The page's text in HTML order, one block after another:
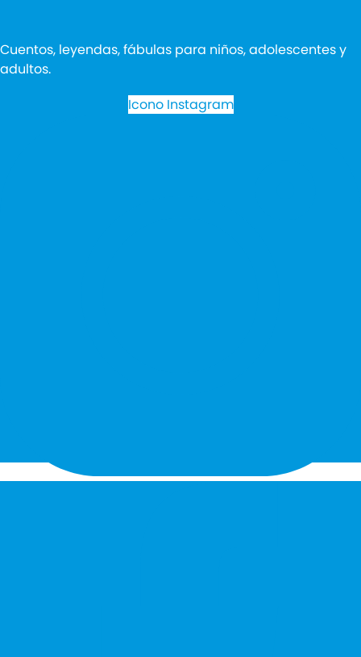
Cuentos, leyendas, fábulas para niños, adolescentes y
adultos.
Icono Instagram